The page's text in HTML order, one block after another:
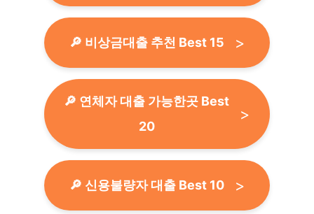
🔎 비상금대출 추천 Best 15
🔎 연체자 대출 가능한곳 Best
20
🔎 신용불량자 대출 Best 10